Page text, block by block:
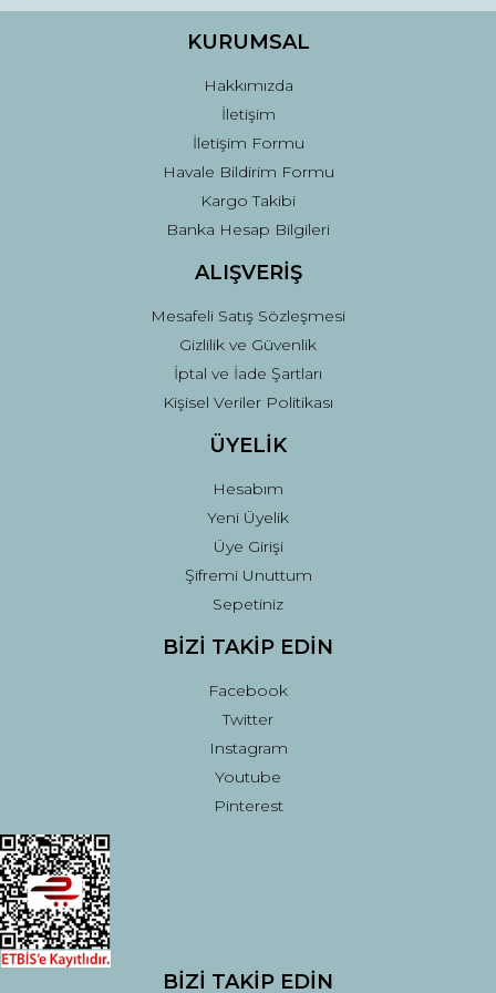
Ürün fiyatı diğer sitelerden daha pahalı.
Gönder
KURUMSAL
Hakkımızda
İletişim
İletişim Formu
Havale Bildirim Formu
Kargo Takibi
Banka Hesap Bilgileri
ALIŞVERİŞ
Mesafeli Satış Sözleşmesi
Gizlilik ve Güvenlik
İptal ve İade Şartları
Kişisel Veriler Politikası
ÜYELİK
Hesabım
Yeni Üyelik
Üye Girişi
Şifremi Unuttum
Sepetiniz
BİZİ TAKİP EDİN
Facebook
Twitter
Instagram
Youtube
Pinterest
BİZİ TAKİP EDİN